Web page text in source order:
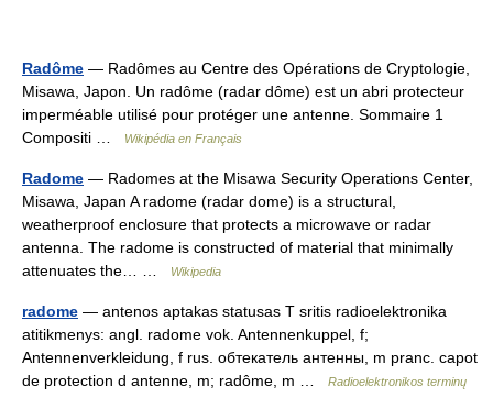
Radôme — Radômes au Centre des Opérations de Cryptologie,
Misawa, Japon. Un radôme (radar dôme) est un abri protecteur
imperméable utilisé pour protéger une antenne. Sommaire 1
Compositi …
Wikipédia en Français
Radome — Radomes at the Misawa Security Operations Center,
Misawa, Japan A radome (radar dome) is a structural,
weatherproof enclosure that protects a microwave or radar
antenna. The radome is constructed of material that minimally
attenuates the… …
Wikipedia
radome — antenos aptakas statusas T sritis radioelektronika
atitikmenys: angl. radome vok. Antennenkuppel, f;
Antennenverkleidung, f rus. обтекатель антенны, m pranc. capot
de protection d antenne, m; radôme, m …
Radioelektronikos terminų